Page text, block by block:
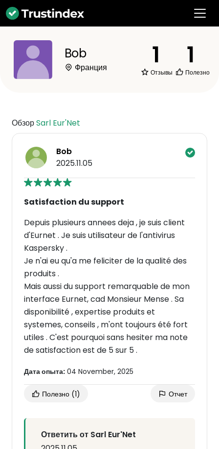
Bob
Франция 1
Отзывы
1
Полезно
ОбзорSarl Eur'Net
Bob
2025.11.05
Satisfaction du support
Depuis plusieurs annees deja , je suis client
d'Eurnet . Je suis utilisateur de l'antivirus
Kaspersky .
Je n'ai eu qu'a me feliciter de la qualité des
produits .
Mais aussi du support remarquable de mon
interface Eurnet, cad Monsieur Mense . Sa
disponibilité , expertise produits et
systemes, conseils , m'ont toujours été fort
utiles . C'est pourquoi sans hesiter ma note
de satisfaction est de 5 sur 5 .
Дата опыта: 04 November, 2025
Полезно (1) Отчет
Ответить от Sarl Eur'Net